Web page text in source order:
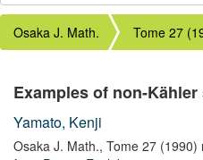
Osaka J. Math. Tome 27
Examples of non-
Yamato, Kenji
Osaka J. Math., Tome 27 (1990)